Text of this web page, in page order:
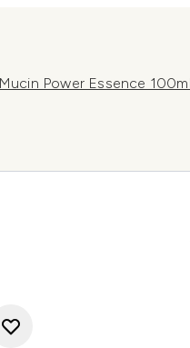
Power Essence 100ml